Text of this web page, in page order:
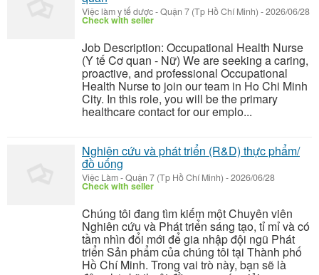
Việc làm y tế dược-Quận 7 (Tp Hồ Chí Minh) -2026/06/28
Check with seller
Job Description: Occupational Health Nurse
(Y tế Cơ quan - Nữ) We are seeking a caring,
proactive, and professional Occupational
Health Nurse to join our team in Ho Chi Minh
City. In this role, you will be the primary
healthcare contact for our emplo...
Nghiên cứu và phát triển (R&D) thực phẩm/
đồ uống
Việc Làm-Quận 7 (Tp Hồ Chí Minh) -2026/06/28
Check with seller
Chúng tôi đang tìm kiếm một Chuyên viên
Nghiên cứu và Phát triển sáng tạo, tỉ mỉ và có
tầm nhìn đổi mới để gia nhập đội ngũ Phát
triển Sản phẩm của chúng tôi tại Thành phố
Hồ Chí Minh. Trong vai trò này, bạn sẽ là